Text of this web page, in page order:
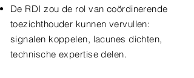
De RDI zou de rol van coördinerende
toezichthouder kunnen vervullen:
signalen koppelen, lacunes dichten,
technische expertise delen.